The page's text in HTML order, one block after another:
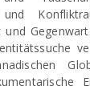
und
und